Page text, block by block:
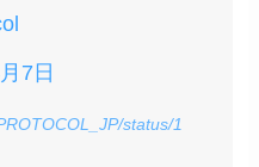
7日
status/1